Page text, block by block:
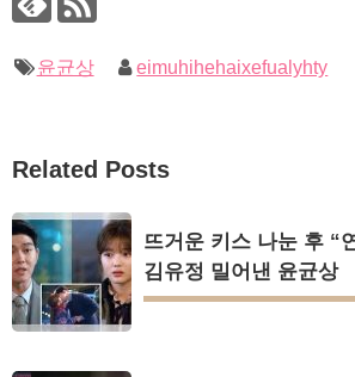
윤균상 eimuhihehaixefualyhty
Related Posts
뜨거운 키스 나눈 후 “
김유정 밀어낸 윤균상